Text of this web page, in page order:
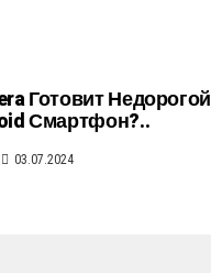
Готовит Недорогой
Смартфон?..
03.07.2024